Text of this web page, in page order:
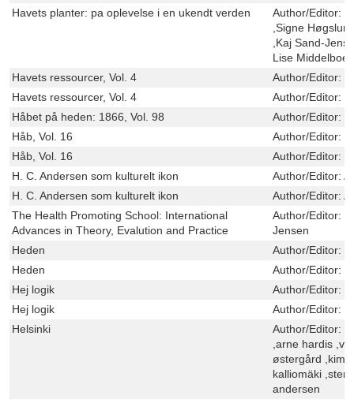
Havets planter: pa oplevelse i en ukendt verden
Author/Editor:
,Signe
,Kaj Sand-
Lise Middelboe
Havets ressourcer, Vol. 4
Author/Editor:
Havets ressourcer, Vol. 4
Author/Editor:
Håbet på heden: 1866, Vol. 98
Author/Editor:
Håb, Vol. 16
Author/Editor:
Håb, Vol. 16
Author/Editor:
H. C. Andersen som kulturelt ikon
Author/Editor:
H. C. Andersen som kulturelt ikon
Author/Editor:
The Health Promoting School: International
Advances in Theory, Evalution and Practice
Author/Editor:
Jensen
Heden
Author/Editor:
Heden
Author/Editor:
Hej logik
Author/Editor:
Hej logik
Author/Editor:
Helsinki
Author/Editor:
,arne hardis
østergård ,kim
kalliomäki ,sten
andersen